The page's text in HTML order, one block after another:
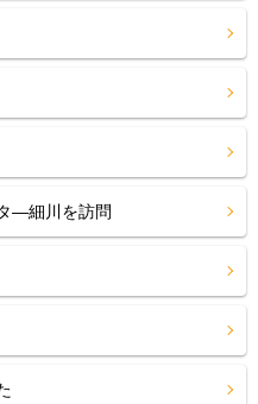
―細川を訪問